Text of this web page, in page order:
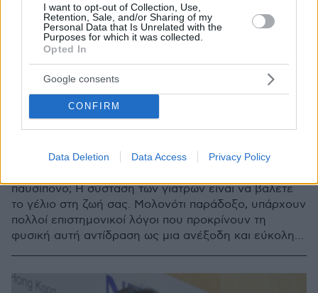
I want to opt-out of Collection, Use,
Retention, Sale, and/or Sharing of my
Personal Data that Is Unrelated with the
Purposes for which it was collected.
Opted In
Google consents
CONFIRM
Data Deletion Data Access Privacy Policy
διώχνει τον πόνο και δυναμώνει την άμυνα
παυσίπονο; Η σύσταση των γιατρών είναι να βάλετε
το γέλιο στη ζωή σας. Μολονότι παράδοξο, υπάρχουν
πολλοί επιστημονικοί λόγοι που προκρίνουν τη
φυσική αυτή αντίδραση ως μια ανέξοδη και εύκολη